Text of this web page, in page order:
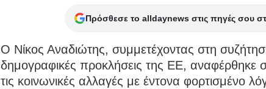
Πρόσθεσε το alldaynews στις πηγές σου
Ο Νίκος Αναδιώτης, συμμετέχοντας στη
δημογραφικές προκλήσεις της ΕΕ, αναφέρθηκε
τις κοινωνικές αλλαγές με έντονα φορτισμένο